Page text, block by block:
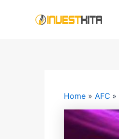
Home AFC
navigation